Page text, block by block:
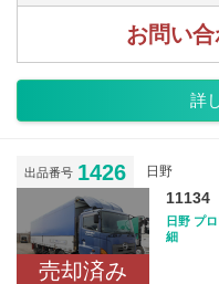
お問い合
詳
出品番号 1426 日野
売却済み
日野 プ
細